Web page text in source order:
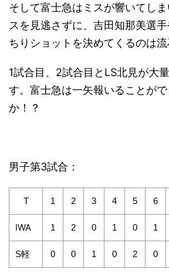
そして富士急はミスが響いてし
スを見逃さずに、吉田知那美選
ちりショットを決めてくるのは流
1試合目、2試合目とLS北見が大
す。富士急は一矢報いることが
か！？
男子第3試合：
T 1 2 3 4 5 6
IWA 1 2 0 1 0 1
S軽 0 0 1 0 2 0